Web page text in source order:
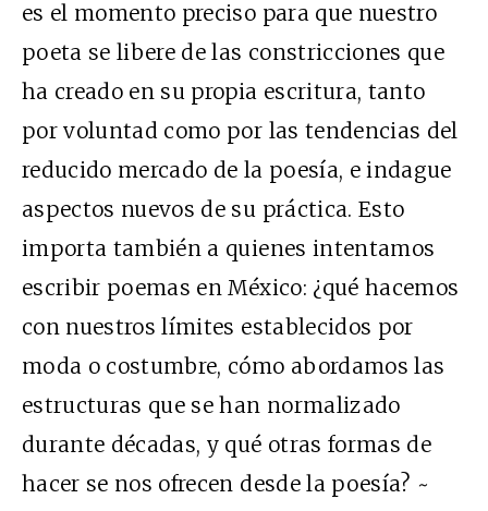
es el momento preciso para que nuestro
poeta se libere de las constricciones que
ha creado en su propia escritura, tanto
por voluntad como por las tendencias del
reducido mercado de la poesía, e indague
aspectos nuevos de su práctica. Esto
importa también a quienes intentamos
escribir poemas en México: ¿qué hacemos
con nuestros límites establecidos por
moda o costumbre, cómo abordamos las
estructuras que se han normalizado
durante décadas, y qué otras formas de
hacer se nos ofrecen desde la poesía? ~